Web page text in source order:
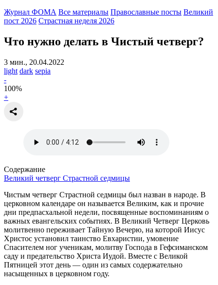
Журнал ФОМА Все материалы Православные посты Великий
пост 2026 Страстная неделя 2026
Что нужно делать в Чистый четверг?
3 мин., 20.04.2022
light dark sepia
-
100%
+
Содержание
Великий четверг Страстной седмицы
Чистым четверг Страстной седмицы был назван в народе. В
церковном календаре он называется Великим, как и прочие
дни предпасхальной недели, посвященные воспоминаниям о
важных евангельских событиях. В Великий Четверг Церковь
молитвенно переживает Тайную Вечерю, на которой Иисус
Христос установил таинство Евхаристии, умовение
Спасителем ног ученикам, молитву Господа в Гефсиманском
саду и предательство Христа Иудой. Вместе с Великой
Пятницей этот день — один из самых содержательно
насыщенных в церковном году.